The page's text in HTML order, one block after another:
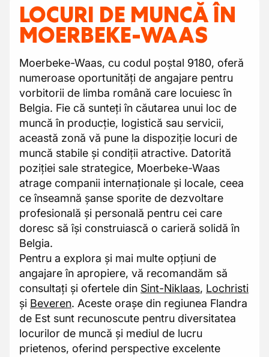
LOCURI DE MUNCĂ ÎN
MOERBEKE-WAAS
Moerbeke-Waas, cu codul poștal 9180, oferă
numeroase oportunități de angajare pentru
vorbitorii de limba română care locuiesc în
Belgia. Fie că sunteți în căutarea unui loc de
muncă în producție, logistică sau servicii,
această zonă vă pune la dispoziție locuri de
muncă stabile și condiții atractive. Datorită
poziției sale strategice, Moerbeke-Waas
atrage companii internaționale și locale, ceea
ce înseamnă șanse sporite de dezvoltare
profesională și personală pentru cei care
doresc să își construiască o carieră solidă în
Belgia.
Pentru a explora și mai multe opțiuni de
angajare în apropiere, vă recomandăm să
consultați și ofertele din Sint-Niklaas, Lochristi
și Beveren. Aceste orașe din regiunea Flandra
de Est sunt recunoscute pentru diversitatea
locurilor de muncă și mediul de lucru
prietenos, oferind perspective excelente